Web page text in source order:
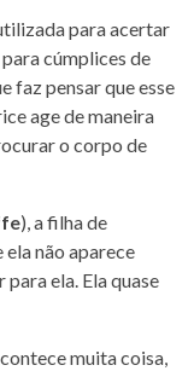
para acertar
cúmplices de
faz pensar que esse
age de maneira
o corpo de
), a filha de
ela não aparece
ela. Ela quase
muita coisa,